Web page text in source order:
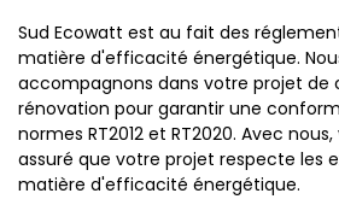
Sud Ecowatt est au fait des
matière d'efficacité énergétique.
accompagnons dans votre projet de
rénovation pour garantir une
normes RT2012 et RT2020. Avec
assuré que votre projet respecte les
matière d'efficacité énergétique.